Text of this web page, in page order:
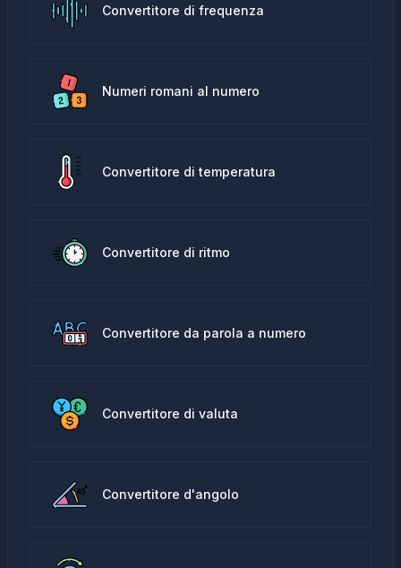
Convertitore di frequenza
Numeri romani al numero
Convertitore di temperatura
Convertitore di ritmo
Convertitore da parola a numero
Convertitore di valuta
Convertitore d'angolo